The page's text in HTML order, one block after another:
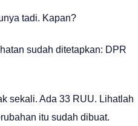
tadi. Kapan?
sudah ditetapkan: DPR
sekali. Ada 33 RUU. Lihatlah
itu sudah dibuat.